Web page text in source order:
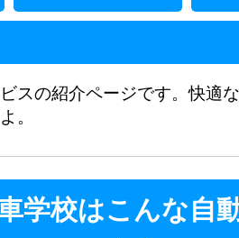
スの紹介ページです。快適
。
学校はこんな自